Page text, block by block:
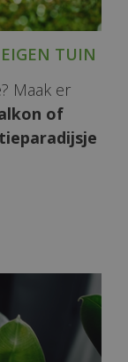
TUIN
Maak er
of